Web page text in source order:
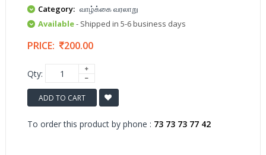
Category: வாழ்க்கை வரலாறு
Available- Shipped in 5-6 business days
PRICE: 200.00
Qty:
ADD TO CART
To order this product by phone : 73 73 73 77 42